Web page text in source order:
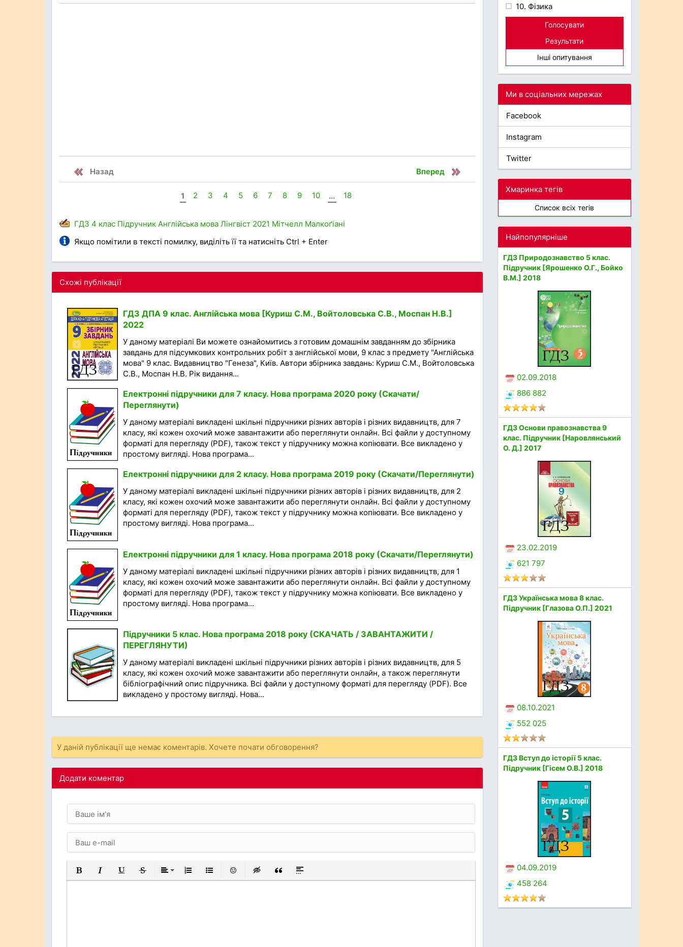
Назад Вперед
1 2 3 4 5 6 7 8 9 10 ... 18
ГДЗ 4 клас Підручник Англійська мова Лінгвіст 2021 Мітчелл Малкоґіані
Якщо помітили в тексті помилку, виділіть її та натисніть Ctrl + Enter
Схожі публікації
ГДЗ ДПА 9 клас. Англійська мова [Куриш С.М., Войтоловська С.В., Моспан Н.В.]
2022
У даному матеріалі Ви можете ознайомитись з готовим домашнім завданням до збірника
завдань для підсумкових контрольних робіт з англійської мови, 9 клас з предмету "Англійська
мова" 9 клас. Видавництво "Генеза", Київ. Автори збірника завдань: Куриш С.М., Войтоловська
С.В., Моспан Н.В. Рік видання...
Електронні підручники для 7 класу. Нова програма 2020 року (Скачати/
Переглянути)
У даному матеріалі викладені шкільні підручники різних авторів і різних видавництв, для 7
класу, які кожен охочий може завантажити або переглянути онлайн. Всі файли у доступному
форматі для перегляду (PDF), також текст у підручнику можна копіювати. Все викладено у
простому вигляді. Нова програма...
Електронні підручники для 2 класу. Нова програма 2019 року (Скачати/Переглянути)
У даному матеріалі викладені шкільні підручники різних авторів і різних видавництв, для 2
класу, які кожен охочий може завантажити або переглянути онлайн. Всі файли у доступному
форматі для перегляду (PDF), також текст у підручнику можна копіювати. Все викладено у
простому вигляді. Нова програма...
Електронні підручники для 1 класу. Нова програма 2018 року (Скачати/Переглянути)
У даному матеріалі викладені шкільні підручники різних авторів і різних видавництв, для 1
класу, які кожен охочий може завантажити або переглянути онлайн. Всі файли у доступному
форматі для перегляду (PDF), також текст у підручнику можна копіювати. Все викладено у
простому вигляді. Нова програма...
Підручники 5 клас. Нова програма 2018 року (СКАЧАТЬ / ЗАВАНТАЖИТИ /
ПЕРЕГЛЯНУТИ)
У даному матеріалі викладені шкільні підручники різних авторів і різних видавництв, для 5
класу, які кожен охочий може завантажити або переглянути онлайн, а також переглянути
бібліографічний опис підручника. Всі файли у доступному форматі для перегляду (PDF). Все
викладено у простому вигляді. Нова...
У даній публікації ще немає коментарів. Хочете почати обговорення?
Додати коментар
ЖирнийКурсивПідкреслений
ЗакресленийВирівнювання
Нумерований список
Маркований список
смайлиInsert hidden text
Insert QuoteInsert spoiler
10. Фізика
Голосувати
Результати
Інші опитування
Ми в соціальних мережах
Facebook
Instagram
Twitter
Хмаринка тегів
Список всіх тегів
Найпопулярніше
ГДЗ Природознавство 5 клас.
Підручник [Ярошенко О.Г., Бойко
В.М.] 2018
02.09.2018
886 882
ГДЗ Основи правознавства 9
клас. Підручник [Наровлянський
О. Д.] 2017
23.02.2019
621 797
ГДЗ Українська мова 8 клас.
Підручник [Глазова О.П.] 2021
08.10.2021
552 025
ГДЗ Вступ до історії 5 клас.
Підручник [Гісем О.В.] 2018
04.09.2019
458 264